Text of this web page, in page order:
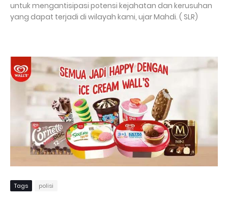
untuk mengantisipasi potensi kejahatan dan kerusuhan
yang dapat terjadi di wilayah kami, ujar Mahdi. ( SLR)
Tags polisi